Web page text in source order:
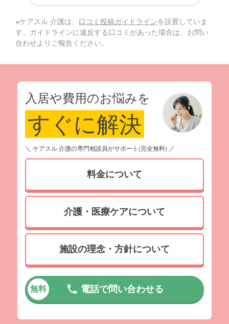
※ケアスル 介護は、 口コミ投稿ガイドラインを設置していま
す。ガイドラインに違反する口コミがあった場合は、お問い
合わせよりご報告ください。
入居や費用のお悩みを
すぐに解決
＼ ケアスル 介護の専門相談員がサポート(完全無料) ／
料金について
介護・医療ケアについて
施設の理念・方針について
無料 電話で問い合わせる